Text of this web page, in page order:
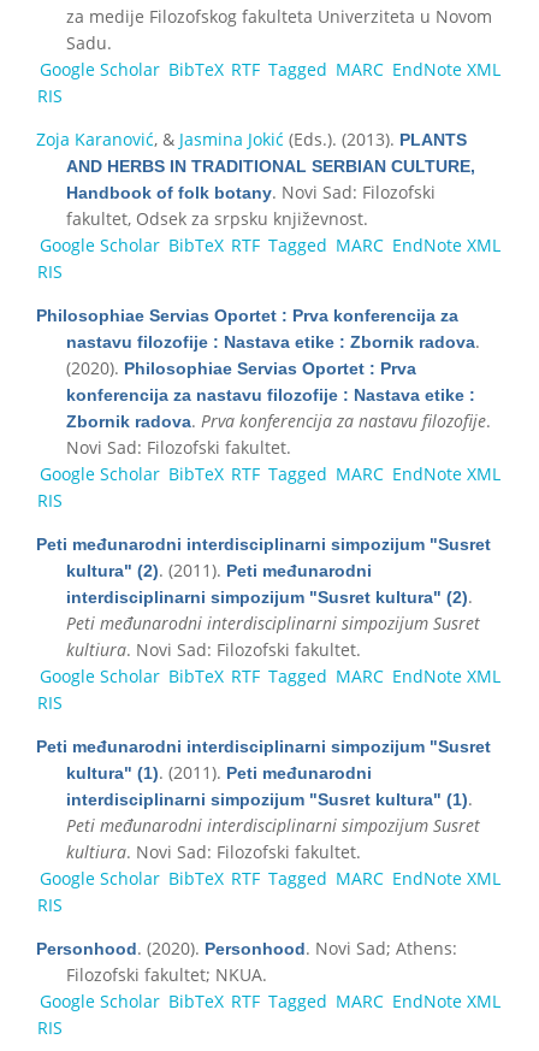
za medije Filozofskog fakulteta Univerziteta u Novom
Sadu.
Google Scholar BibTeX RTF Tagged MARC EndNote XML
RIS
Zoja Karanović, & Jasmina Jokić (Eds.). (2013). PLANTS
AND HERBS IN TRADITIONAL SERBIAN CULTURE,
Handbook of folk botany. Novi Sad: Filozofski
fakultet, Odsek za srpsku književnost.
Google Scholar BibTeX RTF Tagged MARC EndNote XML
RIS
Philosophiae Servias Oportet : Prva konferencija za
nastavu filozofije : Nastava etike : Zbornik radova.
(2020). Philosophiae Servias Oportet : Prva
konferencija za nastavu filozofije : Nastava etike :
Zbornik radova. Prva konferencija za nastavu filozofije.
Novi Sad: Filozofski fakultet.
Google Scholar BibTeX RTF Tagged MARC EndNote XML
RIS
Peti međunarodni interdisciplinarni simpozijum "Susret
kultura" (2). (2011). Peti međunarodni
interdisciplinarni simpozijum "Susret kultura" (2).
Peti međunarodni interdisciplinarni simpozijum Susret
kultiura. Novi Sad: Filozofski fakultet.
Google Scholar BibTeX RTF Tagged MARC EndNote XML
RIS
Peti međunarodni interdisciplinarni simpozijum "Susret
kultura" (1). (2011). Peti međunarodni
interdisciplinarni simpozijum "Susret kultura" (1).
Peti međunarodni interdisciplinarni simpozijum Susret
kultiura. Novi Sad: Filozofski fakultet.
Google Scholar BibTeX RTF Tagged MARC EndNote XML
RIS
Personhood. (2020). Personhood. Novi Sad; Athens:
Filozofski fakultet; NKUA.
Google Scholar BibTeX RTF Tagged MARC EndNote XML
RIS